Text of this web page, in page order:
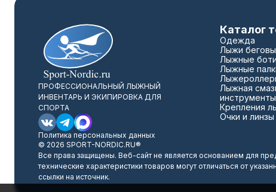
ПРОФЕССИОНАЛЬНЫЙ ЛЫЖНЫЙ
ИНВЕНТАРЬ И ЭКИПИРОВКА ДЛЯ
СПОРТА
Каталог
Одежда
Лыжи
Лыжные
Лыжные
Лыжная
инструменты
Крепления
Очки и линзы
Политика персональных данных
© 2026 SPORT-NORDIC.RU®
Все права защищены. Веб-сайт не является основанием для
технические характеристики товаров могут отличаться от
ссылки на источник.